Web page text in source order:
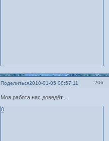
Поделиться 206
2010-01-05 08:57:11
Моя работа нас доведёт...
0